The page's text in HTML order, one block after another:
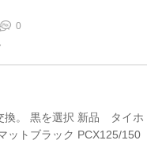
0
換。 黒を選択 新品 タイホ
トブラック PCX125/150